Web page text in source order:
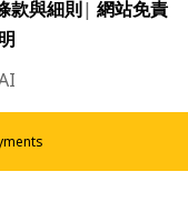
款與細則| 網站免責